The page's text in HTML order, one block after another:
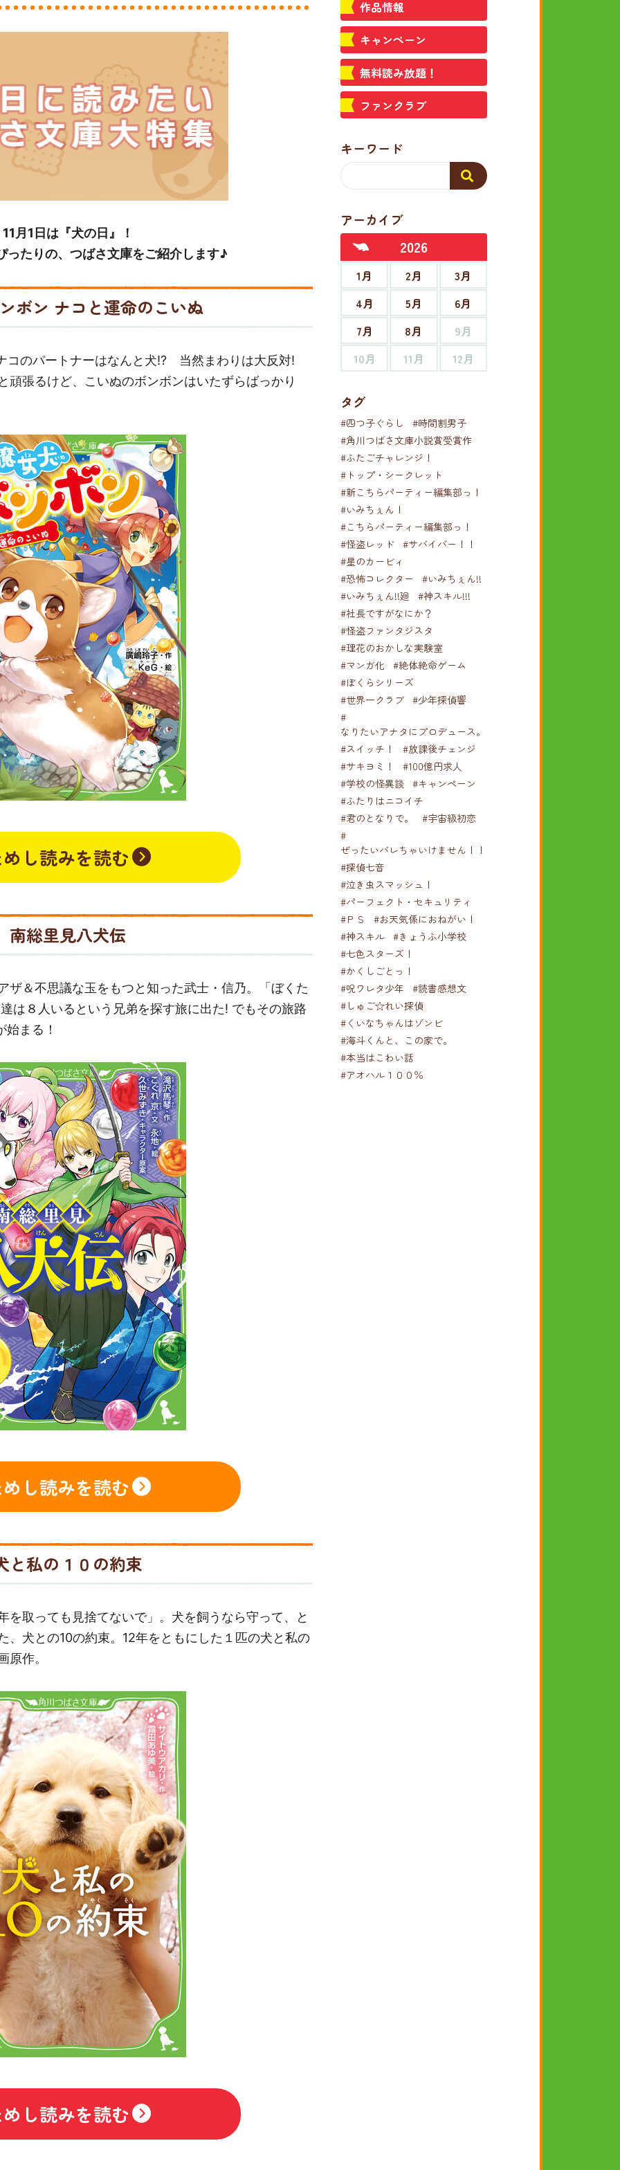
11月1日は『犬の日』！
ったりの、つばさ文庫をご紹介します♪
ボン ナコと運命のこいぬ
コのパートナーはなんと犬!? 当然まわりは大反対!
頑張るけど、こいぬのボンボンはいたずらばっかり
し読みを読む
南総里見八犬伝
ザ＆不思議な玉をもつと知った武士・信乃。「ぼくた
は８人いるという兄弟を探す旅に出た! でもその旅路
まる！
し読みを読む
と私の１０の約束
を取っても見捨てないで」。犬を飼うなら守って、と
、犬との10の約束。12年をともにした１匹の犬と私の
原作。
し読みを読む
作品情報
キャンペーン
無料読み放題！
ファンクラブ
キーワード
アーカイブ
2026
1月 2月
3月
4月
5月
6月
7月
8月
9月
10月
11月 12月
タグ
#四つ子ぐらし
#時間割男子
#角川つばさ文庫小説賞受賞作
#ふたごチャレンジ！
#トップ・シークレット
#新こちらパーティー編集部っ！
#いみちぇん！
#こちらパーティー編集部っ！
#怪盗レッド #サバイバー！！
#星のカービィ
#恐怖コレクター
#いみちぇん!!
#いみちぇん!!廻
#神スキル!!!
#社長ですがなにか？
#怪盗ファンタジスタ
#理花のおかしな実験室
#マンガ化 #絶体絶命ゲーム
#ぼくらシリーズ
#世界一クラブ #少年探偵響
#
なりたいアナタにプロデュース。
#スイッチ！
#放課後チェンジ
#サキヨミ！
#100億円求人
#学校の怪異談 #キャンペーン
#ふたりはニコイチ
#君のとなりで。
#宇宙級初恋
#
ぜったいバレちゃいけません！！！
#探偵七音
#泣き虫スマッシュ！
#パーフェクト・セキュリティ
#ＰＳ
#お天気係におねがい！
#神スキル #きょうふ小学校
#七色スターズ！
#かくしごとっ！
#呪ワレタ少年
#読書感想文
#しゅご☆れい探偵
#くいなちゃんはゾンビ
#海斗くんと、この家で。
#本当はこわい話
#アオハル１００％